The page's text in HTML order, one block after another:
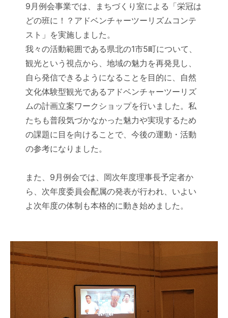
9月例会事業では、まちづくり室による「栄冠は
どの班に！？アドベンチャーツーリズムコンテ
スト」を実施しました。
我々の活動範囲である県北の1市5町について、
観光という視点から、地域の魅力を再発見し、
自ら発信できるようになることを目的に、自然
文化体験型観光であるアドベンチャーツーリズ
ムの計画立案ワークショップを行いました。私
たちも普段気づかなかった魅力や実現するため
の課題に目を向けることで、今後の運動・活動
の参考になりました。
また、9月例会では、岡次年度理事長予定者か
ら、次年度委員会配属の発表が行われ、いよい
よ次年度の体制も本格的に動き始めました。